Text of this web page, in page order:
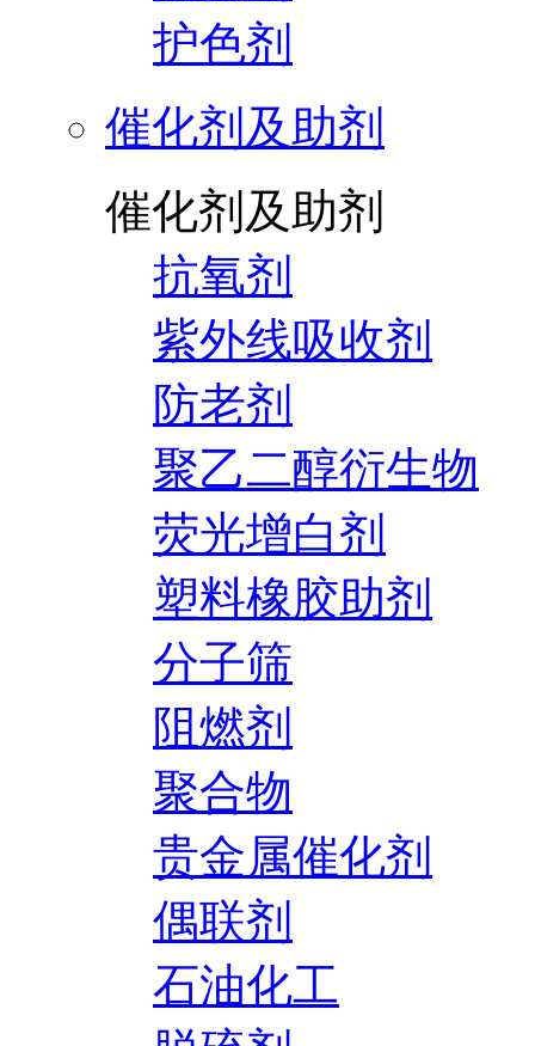
护色剂
催化剂及助剂
催化剂及助剂
抗氧剂
紫外线吸收剂
防老剂
聚乙二醇衍生物
荧光增白剂
塑料橡胶助剂
分子筛
阻燃剂
聚合物
贵金属催化剂
偶联剂
石油化工